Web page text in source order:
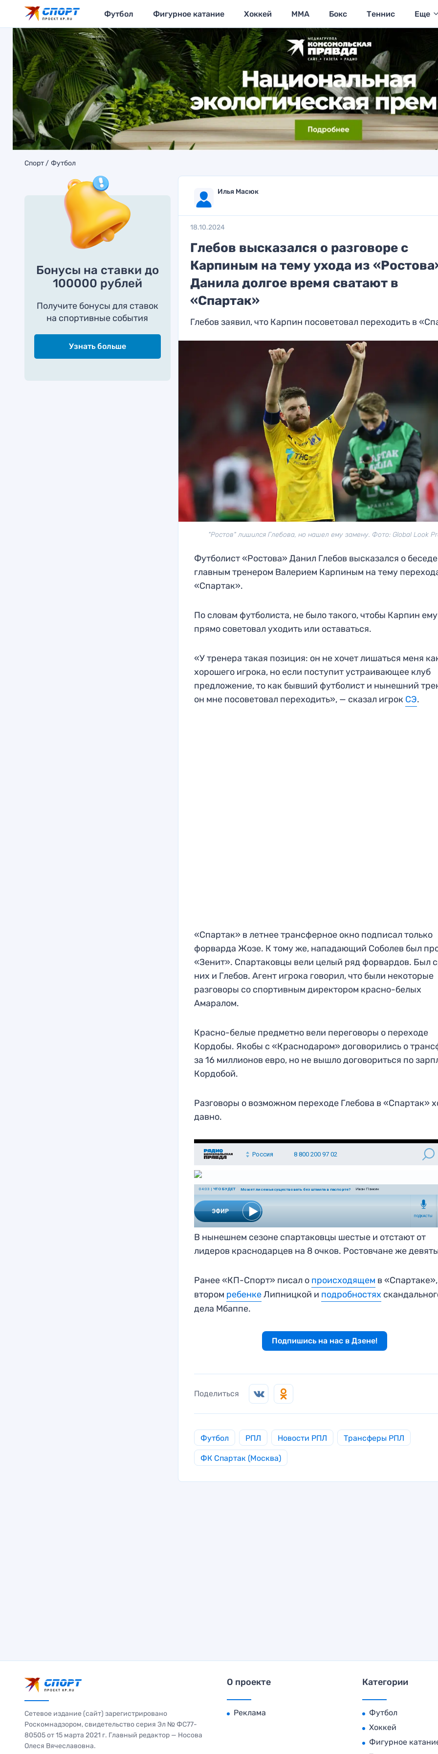
Футбол Фигурное катание Хоккей MMA Бокс Теннис Еще
Спорт Футбол
Бонусы на ставки до
100000 рублей
Получите бонусы для ставок
на спортивные события
Узнать больше
Илья Масюк
18.10.2024
Глебов высказался о разговоре с
Карпиным на тему ухода из
Данила долгое время сватают в
«Спартак»
Глебов заявил, что Карпин посоветовал переходить в
"Ростов" лишился Глебова, но нашел ему замену. Фото: Global Look
Футболист «Ростова» Данил Глебов высказался о
главным тренером Валерием Карпиным на тему
«Спартак».
По словам футболиста, не было такого, чтобы Карпин ему
прямо советовал уходить или оставаться.
«У тренера такая позиция: он не хочет лишаться меня
хорошего игрока, но если поступит устраивающее клуб
предложение, то как бывший футболист и нынешний
он мне посоветовал переходить», — сказал игрок СЭ.
«Спартак» в летнее трансферное окно подписал только
форварда Жозе. К тому же, нападающий Соболев был
«Зенит». Спартаковцы вели целый ряд форвардов. Был
них и Глебов. Агент игрока говорил, что были некоторые
разговоры со спортивным директором красно-белых
Амаралом.
Красно-белые предметно вели переговоры о переходе
Кордобы. Якобы с «Краснодаром» договорились о
за 16 миллионов евро, но не вышло договориться по
Кордобой.
Разговоры о возможном переходе Глебова в «Спартак»
давно.
В нынешнем сезоне спартаковцы шестые и отстают от
лидеров краснодарцев на 8 очков. Ростовчане же
Ранее «КП-Спорт» писал о происходящем в «Спартаке»,
втором ребенкеЛипницкой и подробностях
дела Мбаппе.
Подпишись на нас в Дзене!
Поделиться
Футбол РПЛ Новости РПЛ Трансферы РПЛ
ФК Спартак (Москва)
Сетевое издание (сайт) зарегистрировано
Роскомнадзором, свидетельство серия Эл № ФС77-
80505 от 15 марта 2021 г. Главный редактор — Носова
Олеся Вячеславовна.
О проекте
Реклама
Категории
Футбол
Хоккей
Фигурное